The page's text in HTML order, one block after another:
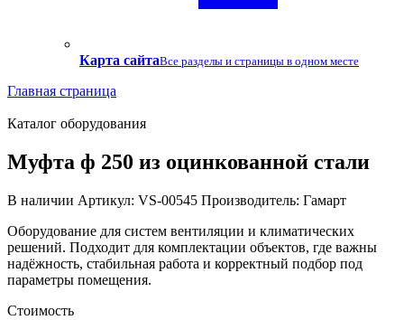
Карта сайтаВсе разделы и страницы в одном месте
Главная страница
Каталог оборудования
Муфта ф 250 из оцинкованной стали
В наличии Артикул: VS-00545 Производитель: Гамарт
Оборудование для систем вентиляции и климатических
решений. Подходит для комплектации объектов, где важны
надёжность, стабильная работа и корректный подбор под
параметры помещения.
Стоимость